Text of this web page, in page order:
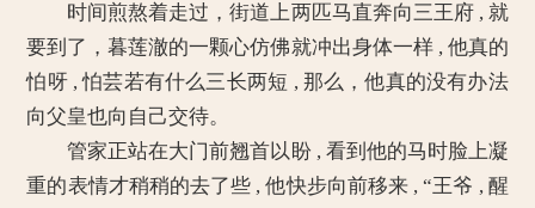
时间煎熬着走过，街道上两匹马直奔向三王府 , 就
要到了，暮莲澈的一颗心仿佛就冲出身体一样 , 他真的
怕呀 , 怕芸若有什么三长两短 , 那么，他真的没有办法
向父皇也向自己交待。
管家正站在大门前翘首以盼 , 看到他的马时脸上凝
重的表情才稍稍的去了些 , 他快步向前移来 , “王爷 , 醒